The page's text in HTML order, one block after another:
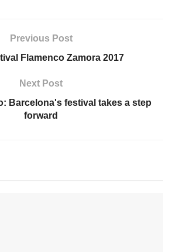
Previous Post
Flamenco Zamora 2017
Next Post
Barcelona's festival takes a step
forward